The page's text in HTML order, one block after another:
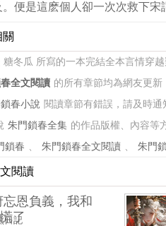
便是這麽個人卻一次次救下宋
糖冬瓜 所寫的一本完結全本言情穿越
全文閱讀 的所有章節均為網友更新
春小說 閱讀章節有錯誤，請及時通
朱門鎖春全集 的作品版權、內容等
鎖春 、 朱門鎖春全文閱讀 、 朱門
閱讀
忘恩負義，我和
了
日記